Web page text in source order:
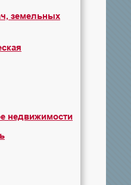
земельных
недвижимости